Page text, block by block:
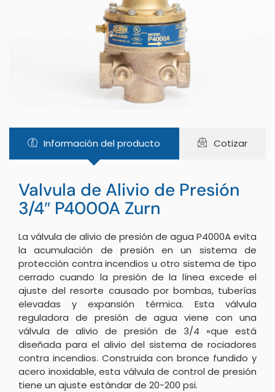
Información del producto Cotizar
Valvula de Alivio de Presión
3/4″ P4000A Zurn
La válvula de alivio de presión de agua P4000A evita
la acumulación de presión en un sistema de
protección contra incendios u otro sistema de tipo
cerrado cuando la presión de la línea excede el
ajuste del resorte causado por bombas, tuberías
elevadas y expansión térmica. Esta válvula
reguladora de presión de agua viene con una
válvula de alivio de presión de 3/4 «que está
diseñada para el alivio del sistema de rociadores
contra incendios. Construida con bronce fundido y
acero inoxidable, esta válvula de control de presión
tiene un ajuste estándar de 20-200 psi.